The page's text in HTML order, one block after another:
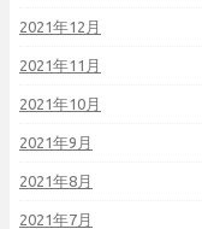
2021年12月
2021年11月
2021年10月
2021年9月
2021年8月
2021年7月